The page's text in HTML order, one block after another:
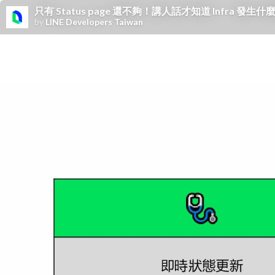
只有 Status page 還不夠！ 講人話才知道 Infra 發生什
by LINE Developers Taiwan